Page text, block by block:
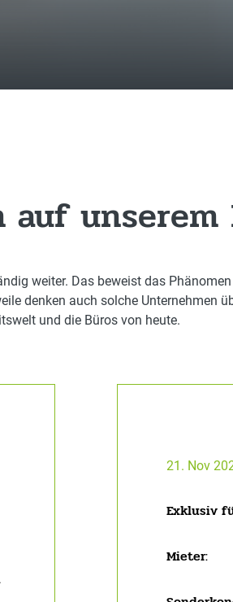
auf unserem
weiter. Das beweist das
denken auch solche Unternehmen
und die Büros von heute.
21. Nov
Exklusiv
Mieter: